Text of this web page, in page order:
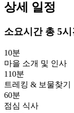
상세 일정
소요시간 총 5
10분
마을 소개 및 인사
110분
트레킹 & 보물찾기
60분
점심 식사